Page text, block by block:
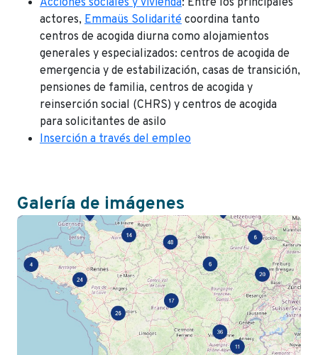
actores, Emmaüs Solidarité coordina tanto
centros de acogida diurna como alojamientos
generales y especializados: centros de acogida de
emergencia y de estabilización, casas de transición,
pensiones de familia, centros de acogida y
reinserción social (CHRS) y centros de acogida
para solicitantes de asilo
Inserción a través del empleo
Galería de imágenes